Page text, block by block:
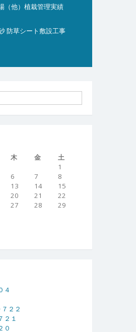
（他）植栽管理実績
防草シート敷設工事
木 金
土
1
6 7
8
13 14
15
20 21
22
27 28
29
４
２２
２１
０